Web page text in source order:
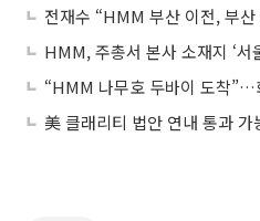
HMM, 주총서 본사 소재지 ‘
“HMM 나무호 두바이 도착”…